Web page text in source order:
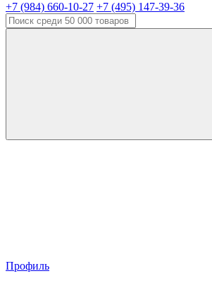
+7 (984) 660-10-27 +7 (495) 147-39-36
Профиль